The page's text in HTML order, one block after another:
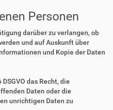
Personen
darüber zu verlangen, ob
und auf Auskunft über
und Kopie der Daten
das Recht, die
Daten oder die
unrichtigen Daten zu